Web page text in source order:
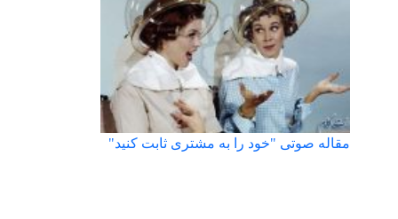
مقاله صوتی "خود را به مشتری ثابت کنید"